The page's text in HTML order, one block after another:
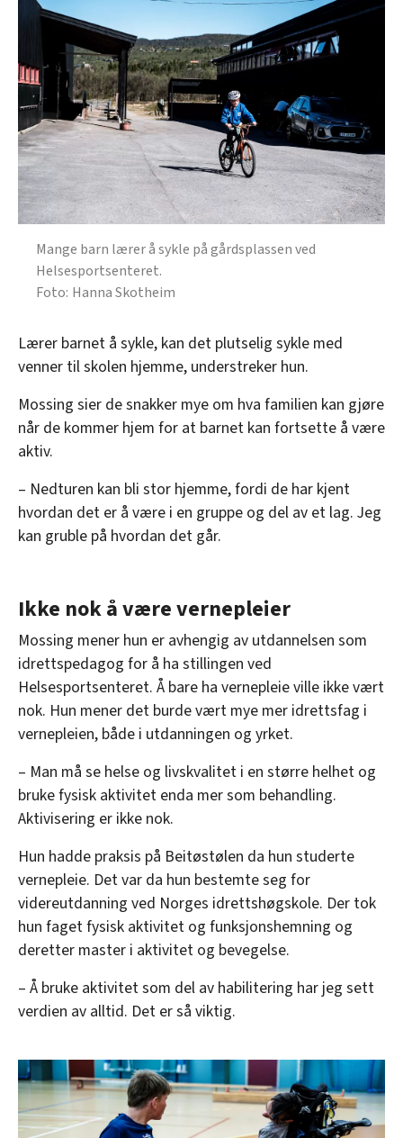
Mange barn lærer å sykle på gårdsplassen ved
Helsesportsenteret.
Hanna Skotheim
Lærer barnet å sykle, kan det plutselig sykle med
venner til skolen hjemme, understreker hun.
Mossing sier de snakker mye om hva familien kan gjøre
når de kommer hjem for at barnet kan fortsette å være
aktiv.
– Nedturen kan bli stor hjemme, fordi de har kjent
hvordan det er å være i en gruppe og del av et lag. Jeg
kan gruble på hvordan det går.
Ikke nok å være vernepleier
Mossing mener hun er avhengig av utdannelsen som
idrettspedagog for å ha stillingen ved
Helsesportsenteret. Å bare ha vernepleie ville ikke vært
nok. Hun mener det burde vært mye mer idrettsfag i
vernepleien, både i utdanningen og yrket.
– Man må se helse og livskvalitet i en større helhet og
bruke fysisk aktivitet enda mer som behandling.
Aktivisering er ikke nok.
Hun hadde praksis på Beitøstølen da hun studerte
vernepleie. Det var da hun bestemte seg for
videreutdanning ved Norges idrettshøgskole. Der tok
hun faget fysisk aktivitet og funksjonshemning og
deretter master i aktivitet og bevegelse.
– Å bruke aktivitet som del av habilitering har jeg sett
verdien av alltid. Det er så viktig.